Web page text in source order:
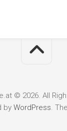
© 2026. All
by WordPress.